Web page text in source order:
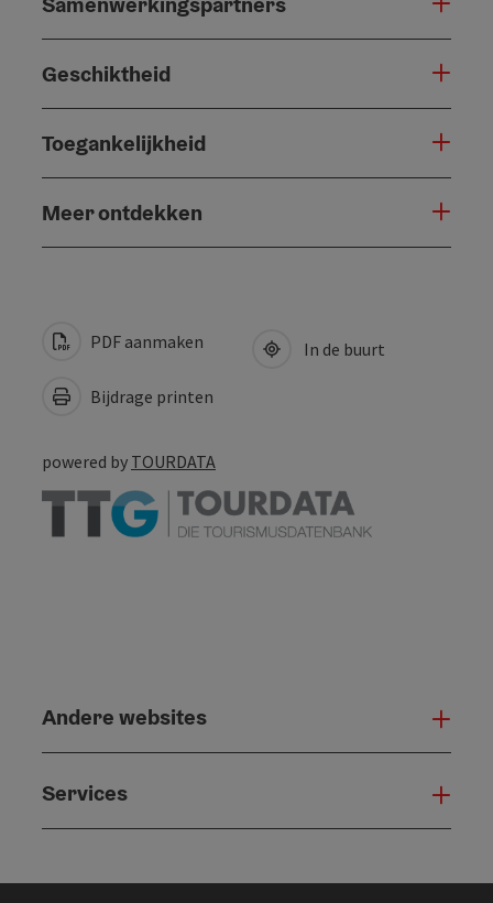
Geschiktheid
Toegankelijkheid
Meer ontdekken
PDF aanmaken
Bijdrage printen
In de buurt
powered by TOURDATA
Andere websites
Services